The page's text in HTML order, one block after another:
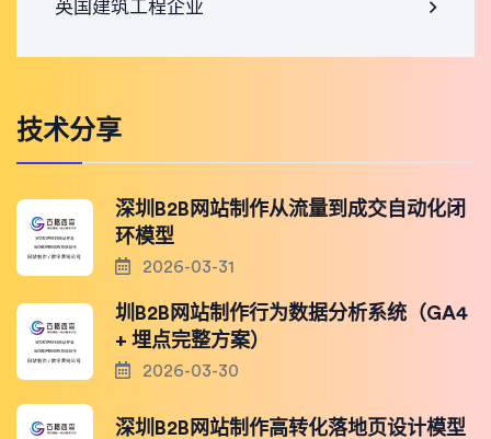
英国建筑工程企业
技术分享
深圳B2B网站制作从流量到成交自动化闭
环模型
2026-03-31
圳B2B网站制作行为数据分析系统（GA4
+ 埋点完整方案）
2026-03-30
深圳B2B网站制作高转化落地页设计模型